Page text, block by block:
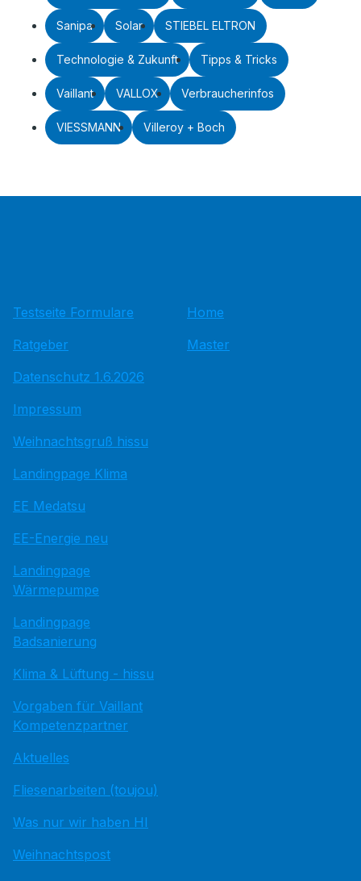
Sanipa Solar STIEBEL ELTRON
Technologie & Zukunft Tipps & Tricks
Vaillant VALLOX Verbraucherinfos
VIESSMANN Villeroy + Boch
Testseite Formulare
Ratgeber
Datenschutz 1.6.2026
Impressum
Weihnachtsgruß hissu
Landingpage Klima
EE Medatsu
EE-Energie neu
Landingpage
Wärmepumpe
Landingpage
Badsanierung
Klima & Lüftung - hissu
Vorgaben für Vaillant
Kompetenzpartner
Aktuelles
Fliesenarbeiten (toujou)
Was nur wir haben HI
Weihnachtspost
Home
Master